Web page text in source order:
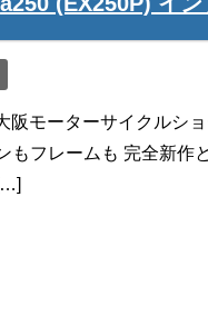
阪モーターサイクルシ
もフレームも 完全新作